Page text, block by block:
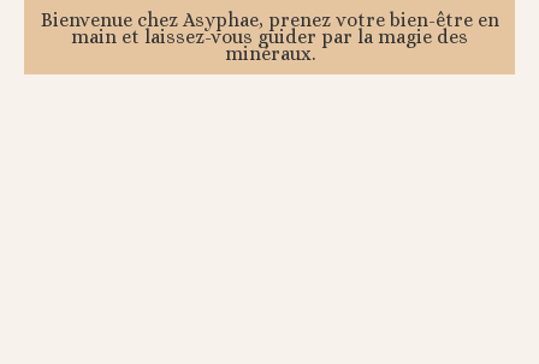
Bienvenue chez Asyphae, prenez votre bien-être en
main et laissez-vous guider par la magie des
minéraux.